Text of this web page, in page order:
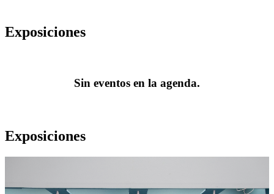
Exposiciones
Sin eventos en la agenda.
Exposiciones